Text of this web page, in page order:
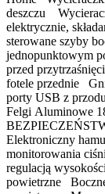
deszczu
elektrycznie,
sterowane szyby
jednopunktowym
przed
fotele przednie
porty USB z
Felgi Aluminowe
Elektroniczny
monitorowania
regulacją
powietrzne